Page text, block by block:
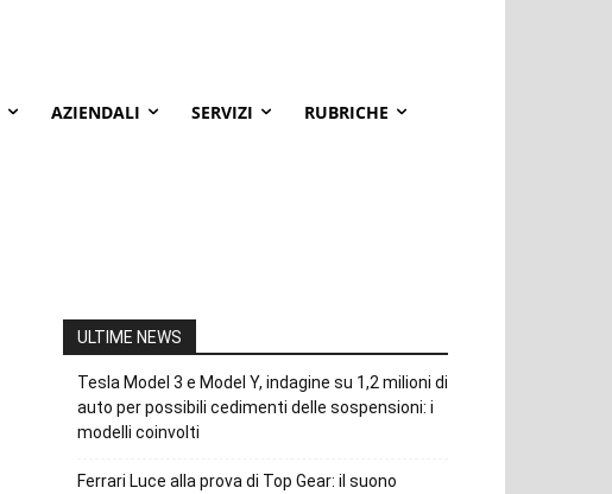
AZIENDALI SERVIZI RUBRICHE
ULTIME NEWS
Tesla Model 3 e Model Y, indagine su 1,2 milioni di
auto per possibili cedimenti delle sospensioni: i
modelli coinvolti
Ferrari Luce alla prova di Top Gear: il suono